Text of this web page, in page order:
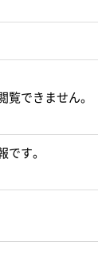
できません。
す。